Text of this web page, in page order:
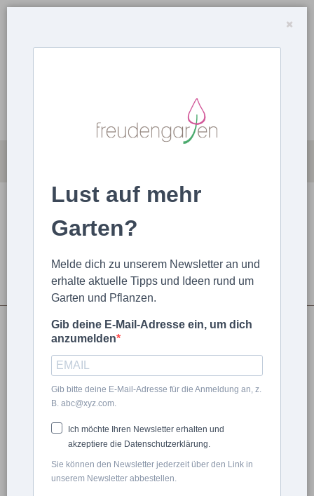
Pflege für
Kübelpflanzen im
Frühling
Lust auf mehr
Garten?
Melde dich zu unserem Newsletter an und
erhalte aktuelle Tipps und Ideen rund um
Garten und Pflanzen.
Gib deine E-Mail-Adresse ein, um dich
anzumelden
Gib bitte deine E-Mail-Adresse für die Anmeldung an, z.
B. abc@xyz.com.
Ich möchte Ihren Newsletter erhalten und
akzeptiere die Datenschutzerklärung.
Sie können den Newsletter jederzeit über den Link in
unserem Newsletter abbestellen.